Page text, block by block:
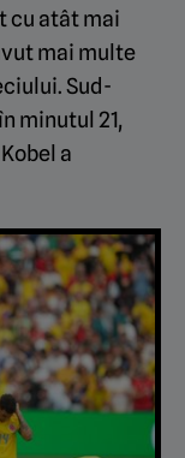
cu atât mai
mai multe
Sud-
minutul 21,
a